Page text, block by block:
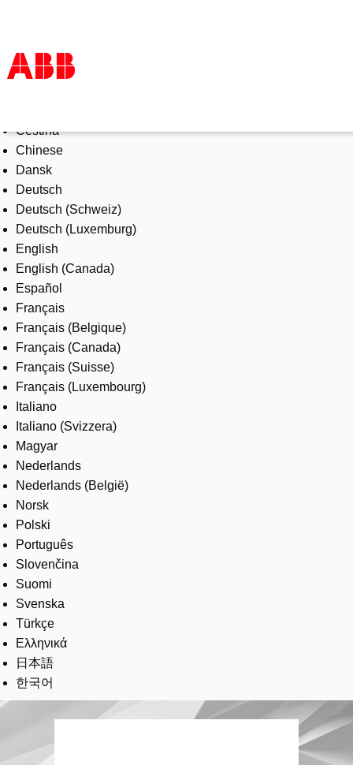
Products & Solutions
Industries
Services
About us
Where to buy
Contact us
Careers
Čeština
Chinese
Dansk
Deutsch
Deutsch (Schweiz)
Deutsch (Luxemburg)
English
English (Canada)
Español
Français
Français (Belgique)
Français (Canada)
Français (Suisse)
Français (Luxembourg)
Italiano
Italiano (Svizzera)
Magyar
Nederlands
Nederlands (België)
Norsk
Polski
Português
Slovenčina
Suomi
Svenska
Türkçe
Ελληνικά
日本語
한국어